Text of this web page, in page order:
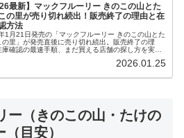
最新】マックフルーリー きのこの山とた
の里が売り切れ続出！販売終了の理由と在
方法
1月21日発売の「マックフルーリー きのこの山とた
の里」が発売直後に売り切れ続出。販売終了の理
庫確認の最速手順、まだ買える店舗の探し方を実例
2026.01.25
ー（きのこの山・たけの
目安）